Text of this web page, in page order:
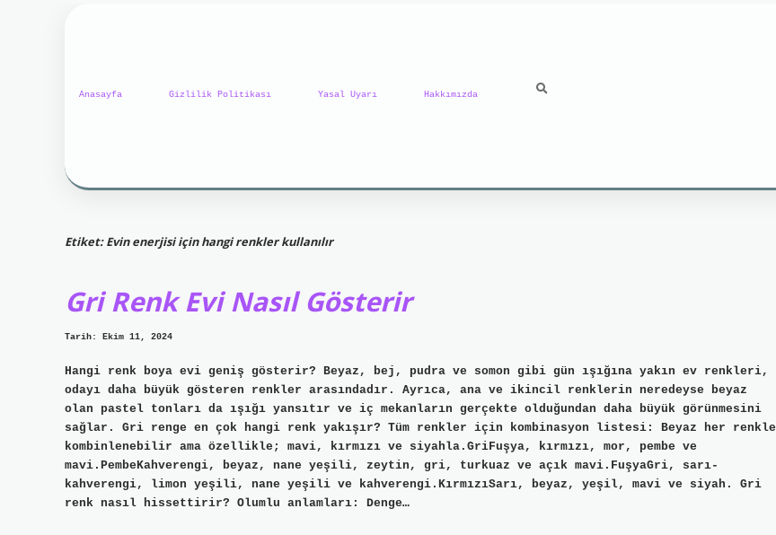
Anasayfa Gizlilik Politikası Yasal Uyarı Hakkımızda
Etiket:Evin enerjisi için hangi renkler kullanılır
Gri Renk Evi Nasıl Gösterir
Tarih: Ekim 11, 2024
Hangi renk boya evi geniş gösterir? Beyaz, bej, pudra ve somon gibi gün ışığına yakın ev renkleri,
odayı daha büyük gösteren renkler arasındadır. Ayrıca, ana ve ikincil renklerin neredeyse beyaz
olan pastel tonları da ışığı yansıtır ve iç mekanların gerçekte olduğundan daha büyük görünmesini
sağlar. Gri renge en çok hangi renk yakışır? Tüm renkler için kombinasyon listesi: Beyaz her renkle
kombinlenebilir ama özellikle; mavi, kırmızı ve siyahla.GriFuşya, kırmızı, mor, pembe ve
mavi.PembeKahverengi, beyaz, nane yeşili, zeytin, gri, turkuaz ve açık mavi.FuşyaGri, sarı-
kahverengi, limon yeşili, nane yeşili ve kahverengi.KırmızıSarı, beyaz, yeşil, mavi ve siyah. Gri
renk nasıl hissettirir? Olumlu anlamları: Denge…